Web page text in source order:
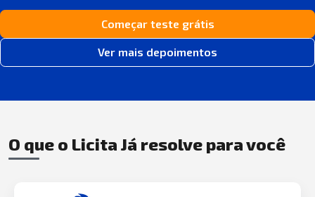
Começar teste grátis
Ver mais depoimentos
O que o Licita Já resolve para você